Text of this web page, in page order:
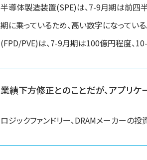
半導体製造装置(SPE)は、7-9月期は前四
期に乗っているため、高い数字になってい
(FPD/PVE)は、7-9月期は100億円程度、
業績下方修正とのことだが、アプリ
ロジックファンドリー、DRAMメーカーの投